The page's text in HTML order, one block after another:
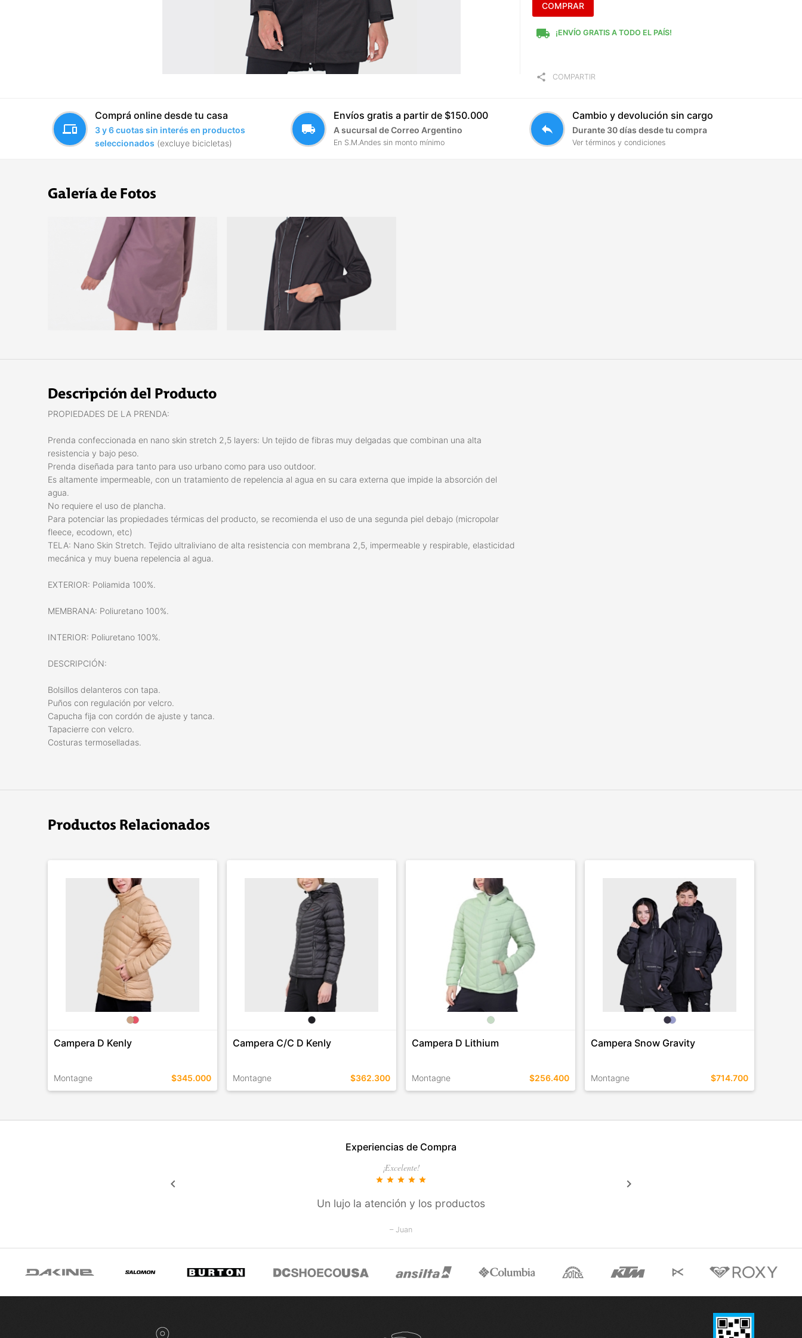
COMPRAR
local_shipping ¡ENVÍO GRATIS A TODO EL PAÍS!
share COMPARTIR
devices
Comprá online desde tu casa
3 y 6 cuotas sin interés en productos
seleccionados (excluye bicicletas)
local_shipping
Envíos gratis a partir de $150.000
A sucursal de Correo Argentino
En S.M.Andes sin monto mínimo
reply
Cambio y devolución sin cargo
Durante 30 días desde tu compra
Ver términos y condiciones
Galería de Fotos
Descripción del Producto
PROPIEDADES DE LA PRENDA:
Prenda confeccionada en nano skin stretch 2,5 layers: Un tejido de fibras muy delgadas que combinan una alta
resistencia y bajo peso.
Prenda diseñada para tanto para uso urbano como para uso outdoor.
Es altamente impermeable, con un tratamiento de repelencia al agua en su cara externa que impide la absorción del
agua.
No requiere el uso de plancha.
Para potenciar las propiedades térmicas del producto, se recomienda el uso de una segunda piel debajo (micropolar
fleece, ecodown, etc)
TELA: Nano Skin Stretch. Tejido ultraliviano de alta resistencia con membrana 2,5, impermeable y respirable, elasticidad
mecánica y muy buena repelencia al agua.
EXTERIOR: Poliamida 100%.
MEMBRANA: Poliuretano 100%.
INTERIOR: Poliuretano 100%.
DESCRIPCIÓN:
Bolsillos delanteros con tapa.
Puños con regulación por velcro.
Capucha fija con cordón de ajuste y tanca.
Tapacierre con velcro.
Costuras termoselladas.
Productos Relacionados
Campera D Kenly
Montagne $345.000
Campera C/C D Kenly
Montagne $362.300
Campera D Lithium
Montagne $256.400
Campera Snow Gravity
Montagne $714.700
Experiencias de Compra
¡Excelente!
star star star star star
Un lujo la atención y los productos
– Juan
keyboard_arrow_left keyboard_arrow_right